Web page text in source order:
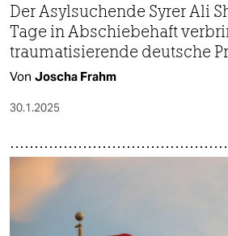
Der Asylsuchende Syrer Ali
Tage in Abschiebehaft
traumatisierende deutsche
Von Joscha Frahm
30.1.2025